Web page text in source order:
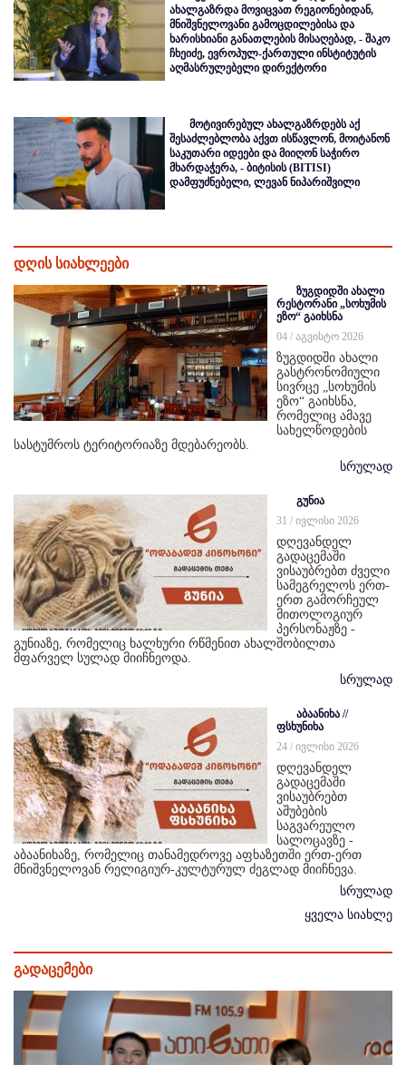
ახალგაზრდა მოვიცვათ რეგიონებიდან,
მნიშვნელოვანი გამოცდილებისა და
ხარისხიანი განათლების მისაღებად, - შაკო
ჩხეიძე, ევროპულ-ქართული ინსტიტუტის
აღმასრულებელი დირექტორი
მოტივირებულ ახალგაზრდებს აქ
შესაძლებლობა აქვთ ისწავლონ, მოიტანონ
საკუთარი იდეები და მიიღონ საჭირო
მხარდაჭერა, - ბიტისის (BITISI)
დამფუძნებელი, ლევან ნიპარიშვილი
დღის სიახლეები
ზუგდიდში ახალი
რესტორანი „სოხუმის
ეზო“ გაიხსნა
04 / აგვისტო 2026
ზუგდიდში ახალი
გასტრონომიული
სივრცე „სოხუმის
ეზო“ გაიხსნა,
რომელიც ამავე
სახელწოდების
სასტუმროს ტერიტორიაზე მდებარეობს.
სრულად
გუნია
31 / ივლისი 2026
დღევანდელ
გადაცემაში
ვისაუბრებთ ძველი
სამეგრელოს ერთ-
ერთ გამორჩეულ
მითოლოგიურ
პერსონაჟზე -
გუნიაზე, რომელიც ხალხური რწმენით ახალშობილთა
მფარველ სულად მიიჩნეოდა.
სრულად
აბაანიხა //
ფსხუნიხა
24 / ივლისი 2026
დღევანდელ
გადაცემაში
ვისაუბრებთ
აშუბების
საგვარეულო
სალოცავზე -
აბაანიხაზე, რომელიც თანამედროვე აფხაზეთში ერთ-ერთ
მნიშვნელოვან რელიგიურ-კულტურულ ძეგლად მიიჩნევა.
სრულად
ყველა სიახლე
გადაცემები